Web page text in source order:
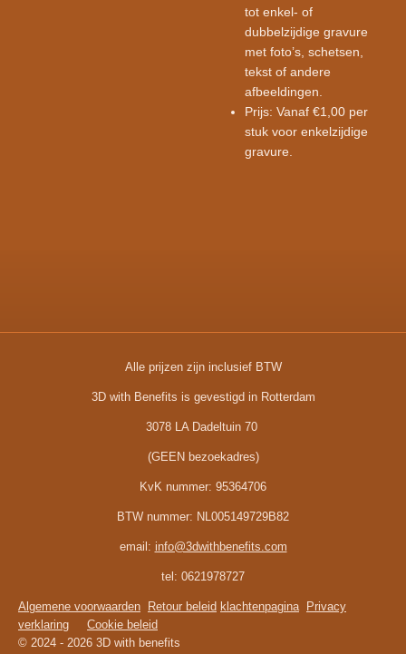
tot enkel- of
dubbelzijdige gravure
met foto’s, schetsen,
tekst of andere
afbeeldingen.
Prijs: Vanaf €1,00 per
stuk voor enkelzijdige
gravure.
Alle prijzen zijn inclusief BTW
3D with Benefits is gevestigd in Rotterdam
3078 LA Dadeltuin 70
(GEEN bezoekadres)
KvK nummer: 95364706
BTW nummer: NL005149729B82
email: info@3dwithbenefits.com
tel: 0621978727
Algemene voorwaarden Retour beleid klachtenpagina
Privacy
verklaring
Cookie beleid
© 2024 - 2026 3D with benefits